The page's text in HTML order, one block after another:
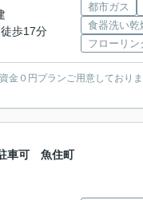
徒歩17分
都市ガス
食器洗い乾
フローリン
０円プランご用意しており
車可 魚住町